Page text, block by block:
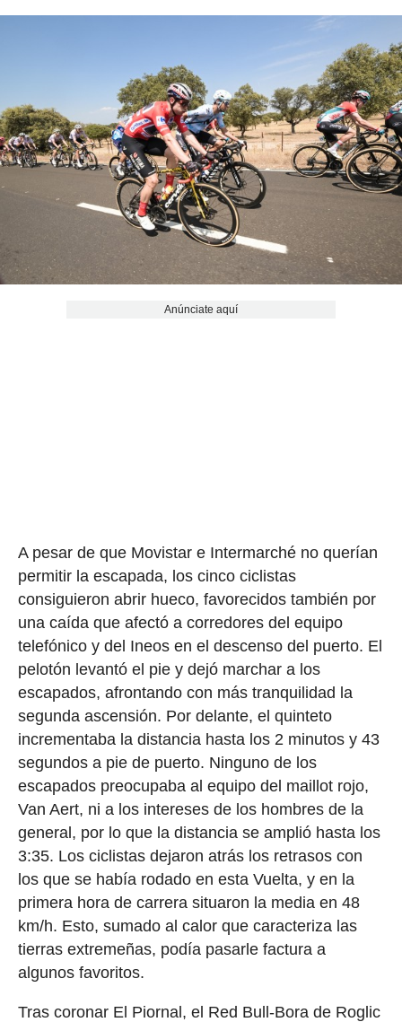
Anúnciate aquí
A pesar de que Movistar e Intermarché no querían
permitir la escapada, los cinco ciclistas
consiguieron abrir hueco, favorecidos también por
una caída que afectó a corredores del equipo
telefónico y del Ineos en el descenso del puerto. El
pelotón levantó el pie y dejó marchar a los
escapados, afrontando con más tranquilidad la
segunda ascensión. Por delante, el quinteto
incrementaba la distancia hasta los 2 minutos y 43
segundos a pie de puerto. Ninguno de los
escapados preocupaba al equipo del maillot rojo,
Van Aert, ni a los intereses de los hombres de la
general, por lo que la distancia se amplió hasta los
3:35. Los ciclistas dejaron atrás los retrasos con
los que se había rodado en esta Vuelta, y en la
primera hora de carrera situaron la media en 48
km/h. Esto, sumado al calor que caracteriza las
tierras extremeñas, podía pasarle factura a
algunos favoritos.
Tras coronar El Piornal, el Red Bull-Bora de Roglic